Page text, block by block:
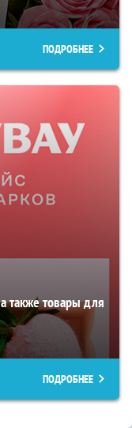
ПОДРОБНЕЕ
также товары для
ПОДРОБНЕЕ